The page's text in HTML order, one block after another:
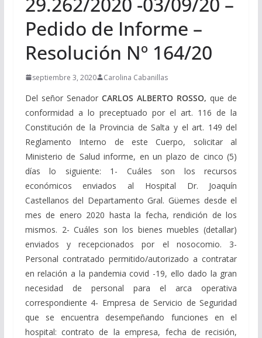
Pedido de Informe –
Resolución Nº 164/20
septiembre 3, 2020 Carolina Cabanillas
Del señor Senador CARLOS ALBERTO ROSSO, que de
conformidad a lo preceptuado por el art. 116 de la
Constitución de la Provincia de Salta y el art. 149 del
Reglamento Interno de este Cuerpo, solicitar al
Ministerio de Salud informe, en un plazo de cinco (5)
días lo siguiente: 1- Cuáles son los recursos
económicos enviados al Hospital Dr. Joaquín
Castellanos del Departamento Gral. Güemes desde el
mes de enero 2020 hasta la fecha, rendición de los
mismos. 2- Cuáles son los bienes muebles (detallar)
enviados y recepcionados por el nosocomio. 3-
Personal contratado permitido/autorizado a contratar
en relación a la pandemia covid -19, ello dado la gran
necesidad de personal para el arca operativa
correspondiente 4- Empresa de Servicio de Seguridad
que se encuentra desempeñando funciones en el
hospital: contrato de la empresa, fecha de recisión,